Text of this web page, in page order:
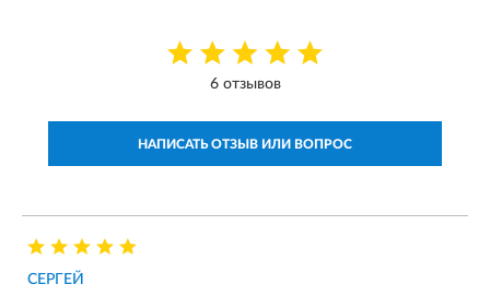
6 отзывов
НАПИСАТЬ ОТЗЫВ ИЛИ ВОПРОС
СЕРГЕЙ